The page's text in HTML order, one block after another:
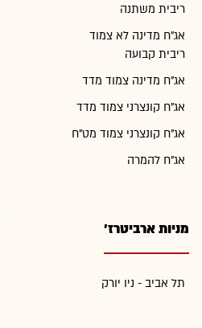
ריבית משתנה
אג"ח מדינה לא צמוד
ריבית קבועה
אג"ח מדינה צמוד מדד
אג"ח קונצרני צמוד מדד
אג"ח קונצרני צמוד מט"ח
אג"ח להמרה
מניות ארביטרז'
תל אביב - ניו יורק